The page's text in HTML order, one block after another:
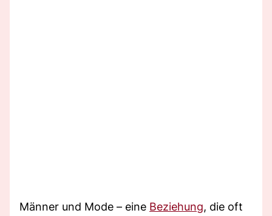
Männer und Mode – eine Beziehung, die oft